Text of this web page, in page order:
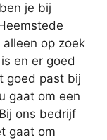
je bij
op zoek
en er goed
goed past bij
gaat om een
ons bedrijf
gaat om